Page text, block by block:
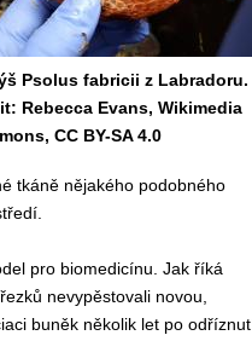
Psolus fabricii z Labradoru.
Rebecca Evans, Wikimedia
CC BY-SA 4.0
tkáně nějakého podobného
pro biomedicínu. Jak říká
nevypěstovali novou,
buněk několik let po